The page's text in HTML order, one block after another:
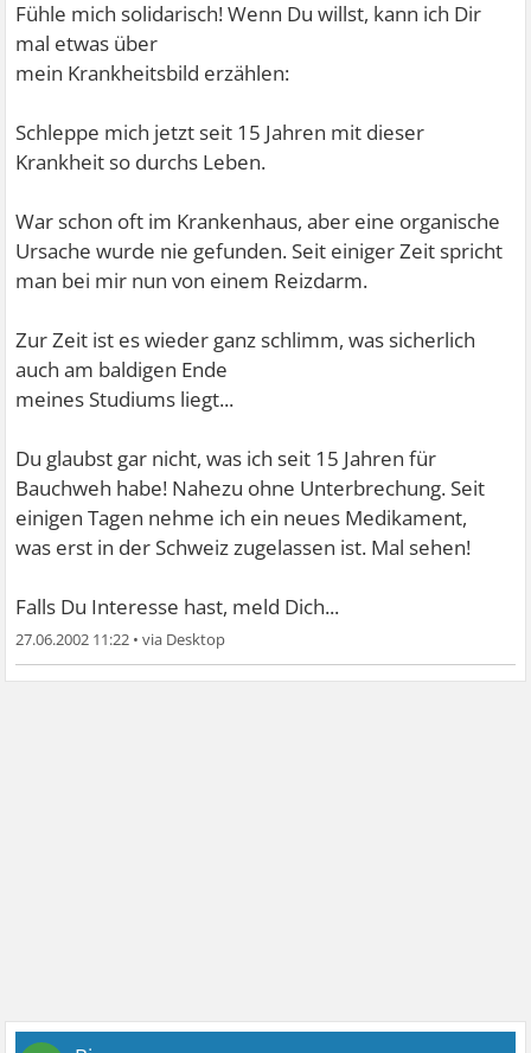
Fühle mich solidarisch! Wenn Du willst, kann ich Dir
mal etwas über
mein Krankheitsbild erzählen:
Schleppe mich jetzt seit 15 Jahren mit dieser
Krankheit so durchs Leben.
War schon oft im Krankenhaus, aber eine organische
Ursache wurde nie gefunden. Seit einiger Zeit spricht
man bei mir nun von einem Reizdarm.
Zur Zeit ist es wieder ganz schlimm, was sicherlich
auch am baldigen Ende
meines Studiums liegt...
Du glaubst gar nicht, was ich seit 15 Jahren für
Bauchweh habe! Nahezu ohne Unterbrechung. Seit
einigen Tagen nehme ich ein neues Medikament,
was erst in der Schweiz zugelassen ist. Mal sehen!
Falls Du Interesse hast, meld Dich...
27.06.2002 11:22 •